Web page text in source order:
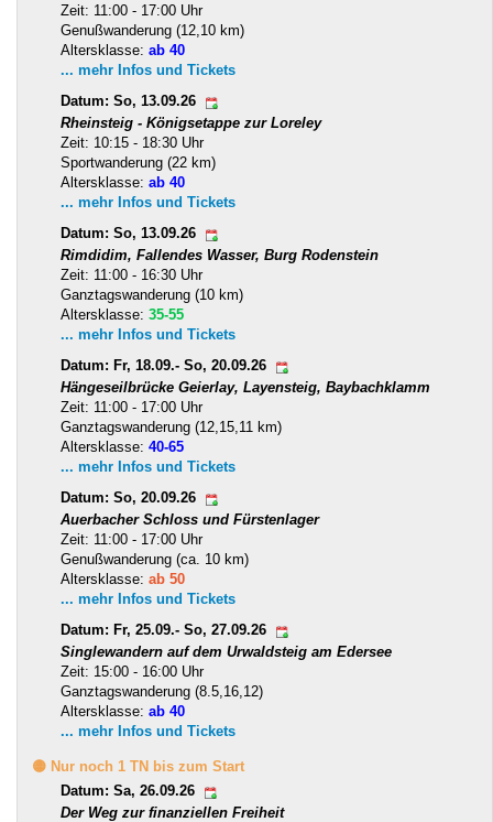
Zeit: 11:00 - 17:00 Uhr
Genußwanderung (12,10 km)
Altersklasse: ab 40
... mehr Infos und Tickets
Datum: So, 13.09.26
Rheinsteig - Königsetappe zur Loreley
Zeit: 10:15 - 18:30 Uhr
Sportwanderung (22 km)
Altersklasse: ab 40
... mehr Infos und Tickets
Datum: So, 13.09.26
Rimdidim, Fallendes Wasser, Burg Rodenstein
Zeit: 11:00 - 16:30 Uhr
Ganztagswanderung (10 km)
Altersklasse: 35-55
... mehr Infos und Tickets
Datum: Fr, 18.09.- So, 20.09.26
Hängeseilbrücke Geierlay, Layensteig, Baybachklamm
Zeit: 11:00 - 17:00 Uhr
Ganztagswanderung (12,15,11 km)
Altersklasse: 40-65
... mehr Infos und Tickets
Datum: So, 20.09.26
Auerbacher Schloss und Fürstenlager
Zeit: 11:00 - 17:00 Uhr
Genußwanderung (ca. 10 km)
Altersklasse: ab 50
... mehr Infos und Tickets
Datum: Fr, 25.09.- So, 27.09.26
Singlewandern auf dem Urwaldsteig am Edersee
Zeit: 15:00 - 16:00 Uhr
Ganztagswanderung (8.5,16,12)
Altersklasse: ab 40
... mehr Infos und Tickets
🟡 Nur noch 1 TN bis zum Start
Datum: Sa, 26.09.26
Der Weg zur finanziellen Freiheit